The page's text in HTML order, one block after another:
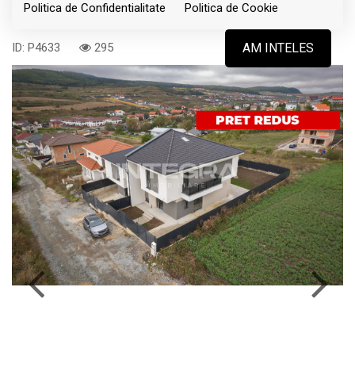
Politica de Confidentialitate Politica de Cookie
AM INTELES
ID: P4633 295